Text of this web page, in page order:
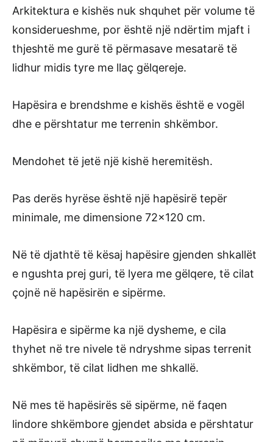
Arkitektura e kishës nuk shquhet për volume të
konsiderueshme, por është një ndërtim mjaft i
thjeshtë me gurë të përmasave mesatarë të
lidhur midis tyre me llaç gëlqereje.
Hapësira e brendshme e kishës është e vogël
dhe e përshtatur me terrenin shkëmbor.
Mendohet të jetë një kishë heremitësh.
Pas derës hyrëse është një hapësirë tepër
minimale, me dimensione 72×120 cm.
Në të djathtë të kësaj hapësire gjenden shkallët
e ngushta prej guri, të lyera me gëlqere, të cilat
çojnë në hapësirën e sipërme.
Hapësira e sipërme ka një dysheme, e cila
thyhet në tre nivele të ndryshme sipas terrenit
shkëmbor, të cilat lidhen me shkallë.
Në mes të hapësirës së sipërme, në faqen
lindore shkëmbore gjendet absida e përshtatur